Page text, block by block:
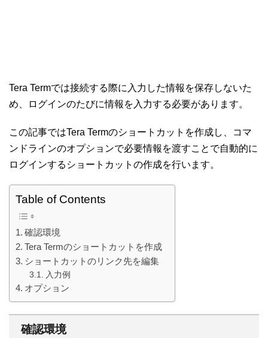
Tera Termでは接続する際に入力した情報を保存しないた
め、ログインのたびに情報を入力する必要があります。
この記事ではTera Termのショートカットを作成し、コマ
ンドラインのオプションで必要情報を渡すことで自動的に
ログインするショートカットの作成を行います。
Table of Contents
確認環境
Tera Termのショートカットを作成
ショートカットのリンク先を編集
入力例
オプション
確認環境